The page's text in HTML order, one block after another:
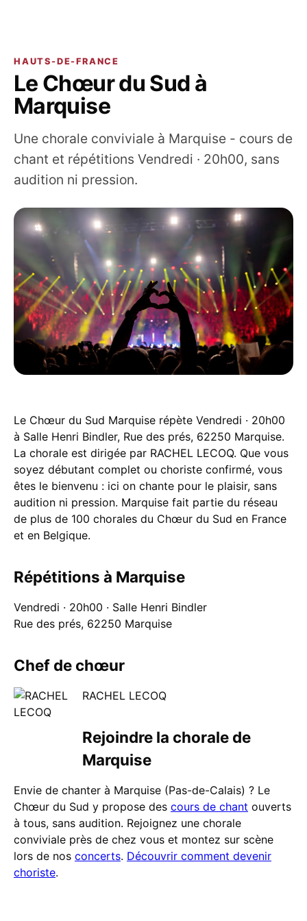
HAUTS-DE-FRANCE
Le Chœur du Sud à
Marquise
Une chorale conviviale à Marquise - cours de
chant et répétitions Vendredi · 20h00, sans
audition ni pression.
Le Chœur du Sud Marquise répète Vendredi · 20h00
à Salle Henri Bindler, Rue des prés, 62250 Marquise.
La chorale est dirigée par RACHEL LECOQ. Que vous
soyez débutant complet ou choriste confirmé, vous
êtes le bienvenu : ici on chante pour le plaisir, sans
audition ni pression. Marquise fait partie du réseau
de plus de 100 chorales du Chœur du Sud en France
et en Belgique.
Répétitions à Marquise
Vendredi · 20h00 · Salle Henri Bindler
Rue des prés, 62250 Marquise
Chef de chœur
RACHEL LECOQ
Rejoindre la chorale de
Marquise
Envie de chanter à Marquise (Pas-de-Calais) ? Le
Chœur du Sud y propose des cours de chant ouverts
à tous, sans audition. Rejoignez une chorale
conviviale près de chez vous et montez sur scène
lors de nos concerts. Découvrir comment devenir
choriste.